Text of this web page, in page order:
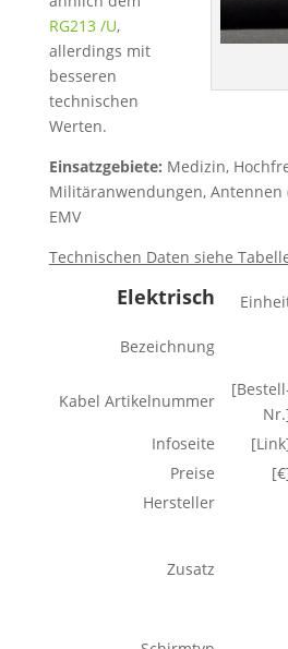
RG213 /U,
allerdings mit
besseren
technischen
Werten.
Einsatzgebiete: Medizin,
Militäranwendungen, Antennen
EMV
Technischen Daten siehe
Elektrisch
Bezeichnung
Kabel Artikelnummer
Infoseite
Preise
Hersteller
Zusatz